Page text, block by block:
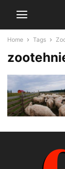
Home Tags